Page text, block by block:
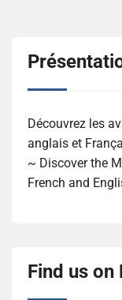
Découvrez les
anglais et
~ Discover the
French and
Find us on